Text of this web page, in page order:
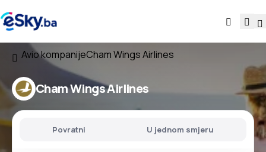
Avio kompanijeCham Wings Airlines
Cham Wings Airlines
Povratni U jednom smjeru